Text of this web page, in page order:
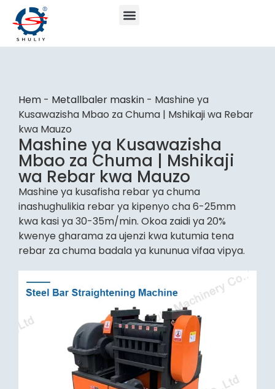
Hem - Metallbaler maskin - Mashine ya
Kusawazisha Mbao za Chuma | Mshikaji wa Rebar
kwa Mauzo
Mashine ya Kusawazisha
Mbao za Chuma | Mshikaji
wa Rebar kwa Mauzo
Mashine ya kusafisha rebar ya chuma
inashughulikia rebar ya kipenyo cha 6-25mm
kwa kasi ya 30-35m/min. Okoa zaidi ya 20%
kwenye gharama za ujenzi kwa kutumia tena
rebar za chuma badala ya kununua vifaa vipya.